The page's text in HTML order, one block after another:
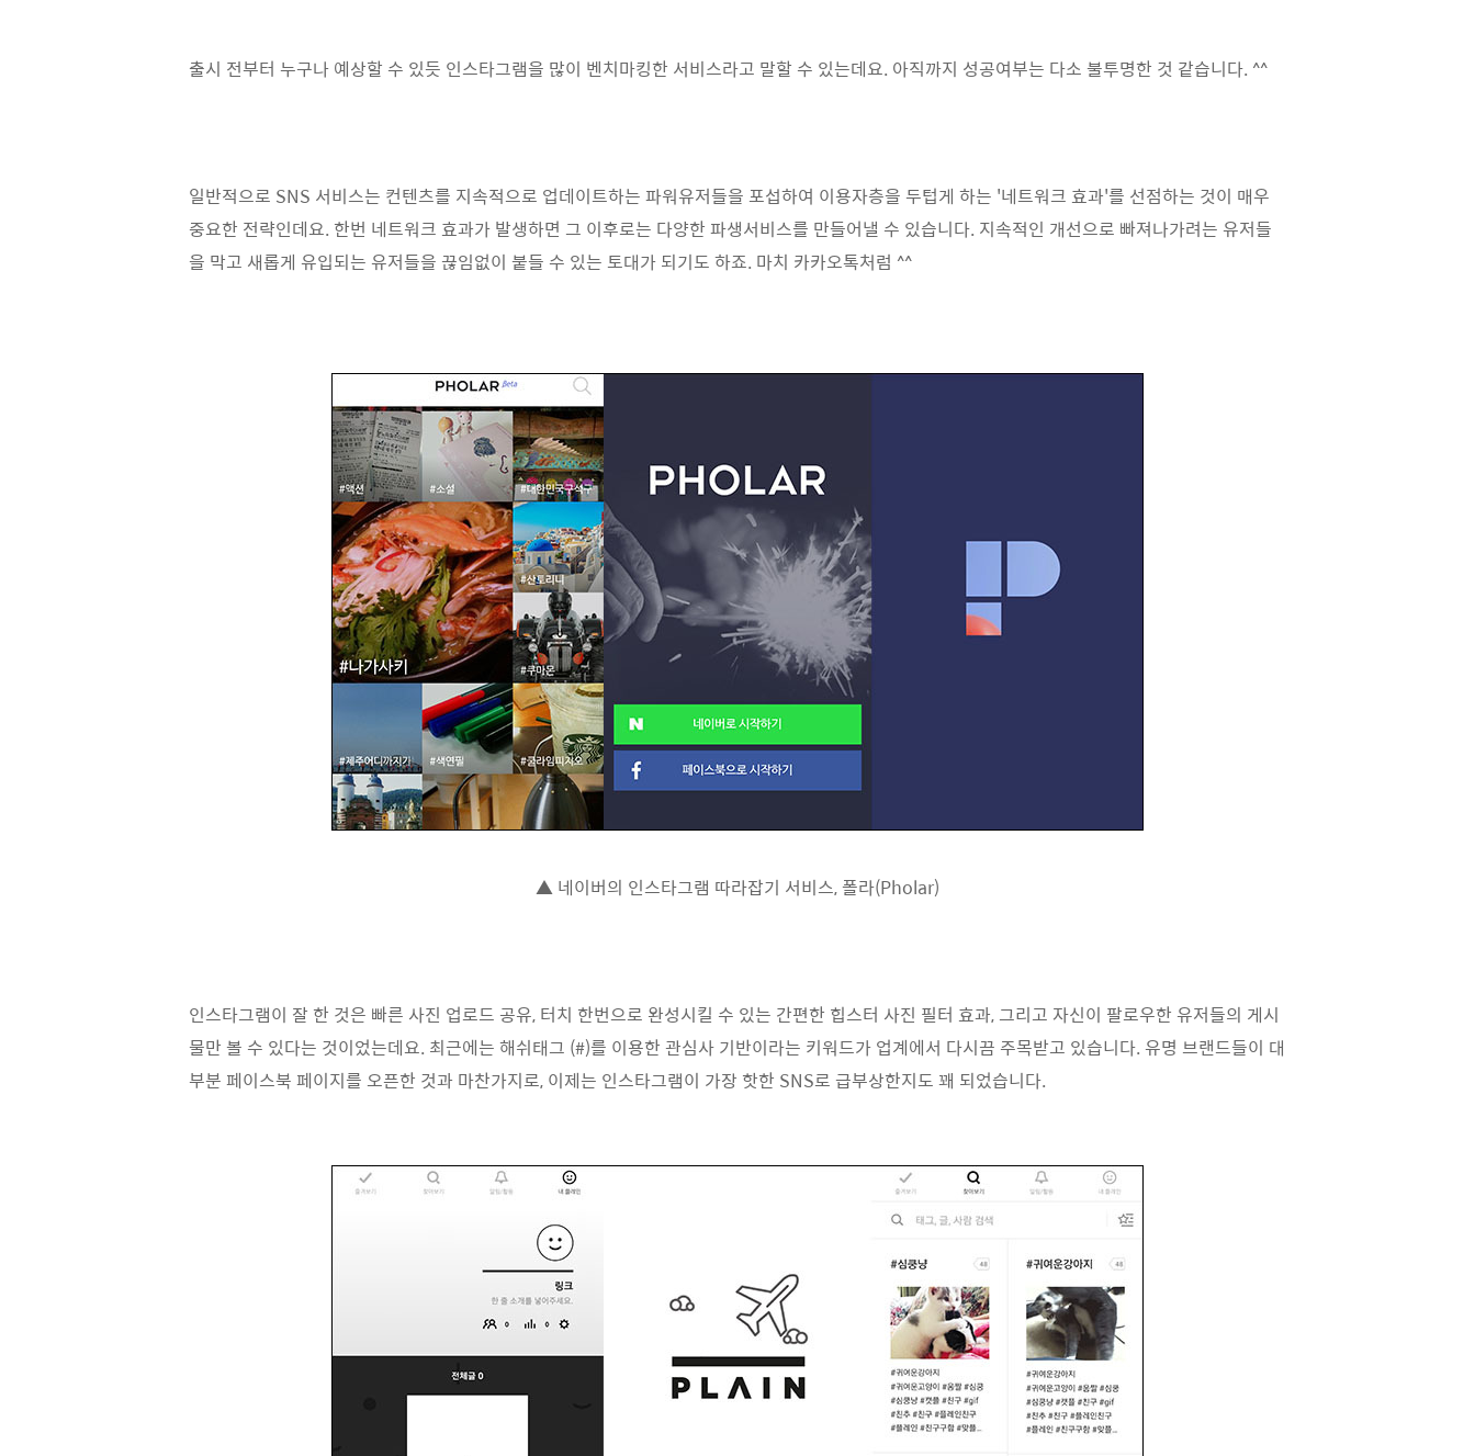
출시 전부터 누구나 예상할 수 있듯 인스타그램을 많이 벤치마킹한 서비스라고 말할 수 있는데요. 아직까지 성공여부는 다소 불투명한 것 같습니다. ^^
일반적으로 SNS 서비스는 컨텐츠를 지속적으로 업데이트하는 파워유저들을 포섭하여 이용자층을 두텁게 하는 '네트워크 효과'를 선점하는 것이 매우
중요한 전략인데요. 한번 네트워크 효과가 발생하면 그 이후로는 다양한 파생서비스를 만들어낼 수 있습니다. 지속적인 개선으로 빠져나가려는 유저들
을 막고 새롭게 유입되는 유저들을 끊임없이 붙들 수 있는 토대가 되기도 하죠. 마치 카카오톡처럼 ^^
▲ 네이버의 인스타그램 따라잡기 서비스, 폴라(Pholar)
인스타그램이 잘 한 것은 빠른 사진 업로드 공유, 터치 한번으로 완성시킬 수 있는 간편한 힙스터 사진 필터 효과, 그리고 자신이 팔로우한 유저들의 게시
물만 볼 수 있다는 것이었는데요. 최근에는 해쉬태그 (#)를 이용한 관심사 기반이라는 키워드가 업계에서 다시끔 주목받고 있습니다. 유명 브랜드들이 대
부분 페이스북 페이지를 오픈한 것과 마찬가지로, 이제는 인스타그램이 가장 핫한 SNS로 급부상한지도 꽤 되었습니다.